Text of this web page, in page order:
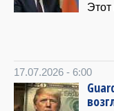
Этот
17.07.2026 - 6:00